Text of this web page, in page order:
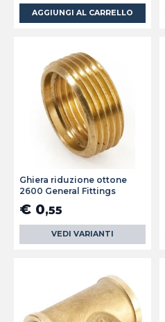
AGGIUNGI AL CARRELLO
Ghiera riduzione ottone
2600 General Fittings
€ 0,55
VEDI VARIANTI